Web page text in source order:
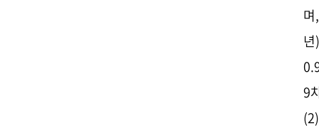
며,
년)
9